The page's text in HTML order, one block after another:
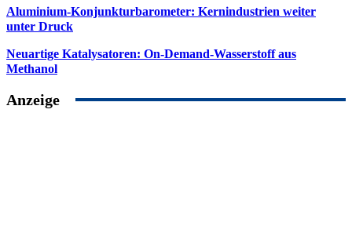
Aluminium-Konjunkturbarometer: Kernindustrien weiter
unter Druck
Neuartige Katalysatoren: On-Demand-Wasserstoff aus
Methanol
Anzeige